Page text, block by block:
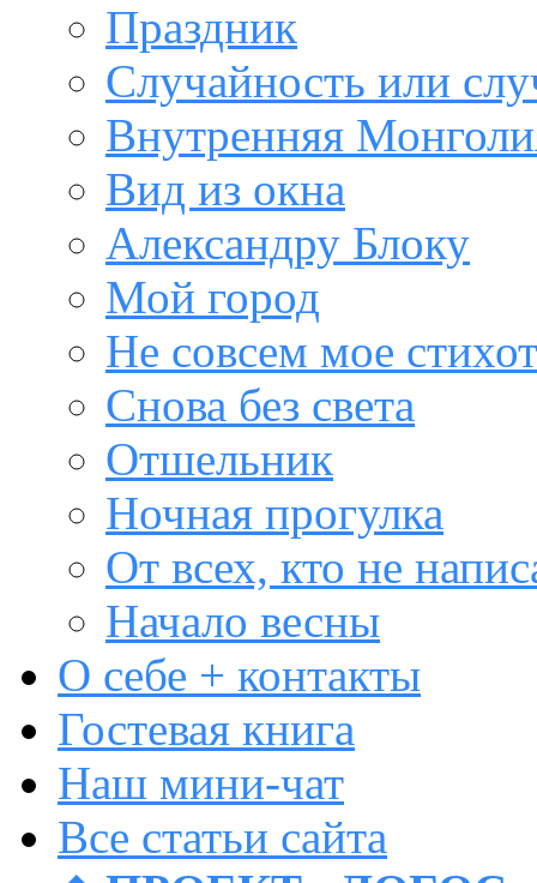
Праздник
Случайность или
Внутренняя
Вид из окна
Александру Блоку
Мой город
Не совсем мое
Снова без света
Отшельник
Ночная прогулка
От всех, кто не
Начало весны
О себе + контакты
Гостевая книга
Наш мини-чат
Все статьи сайта